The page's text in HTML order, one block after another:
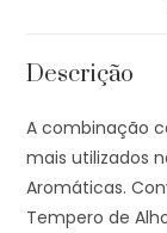
Descrição
A combinação
mais utilizados
Aromáticas.
Tempero de